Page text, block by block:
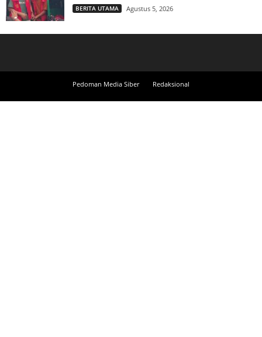
BERITA UTAMA Agustus 5, 2026
Pedoman Media Siber Redaksional